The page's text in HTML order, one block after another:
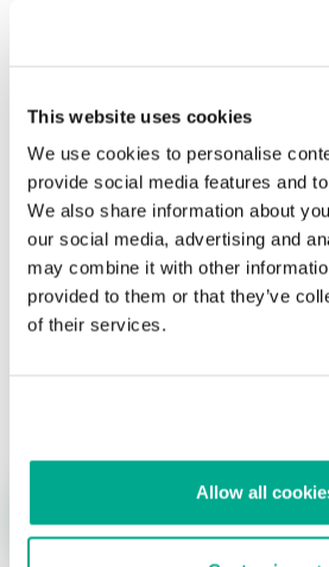
This website uses cookies
We use cookies to personalise
provide social media features and
We also share information about
our social media, advertising and
may combine it with other
provided to them or that they’ve
of their services.
Allow all
Septiembre 2014
Su dirección de correo electrónico
campos obligatorios están